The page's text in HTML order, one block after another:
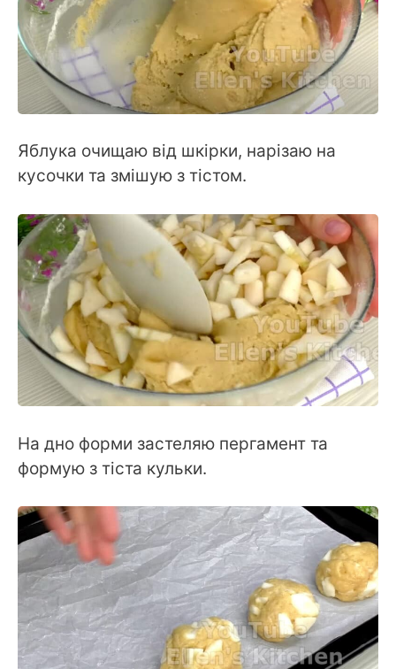
Яблука очищаю від шкірки, нарізаю на
кусочки та змішую з тістом.
На дно форми застеляю пергамент та
формую з тіста кульки.